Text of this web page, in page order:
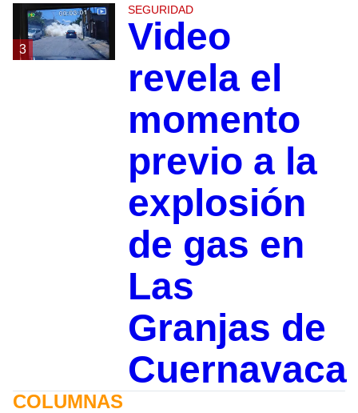
3
SEGURIDAD
Video
revela el
momento
previo a la
explosión
de gas en
Las
Granjas de
Cuernavaca
COLUMNAS